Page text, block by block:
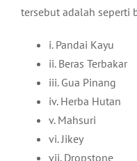
tersebut adalah seperti
i. Pandai Kayu
ii. Beras Terbakar
iii. Gua Pinang
iv. Herba Hutan
v. Mahsuri
vi. Jikey
vii. Dropstone